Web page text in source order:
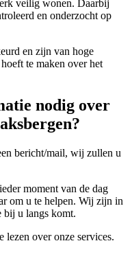
veilig wonen. Daarbij
en onderzocht op
en zijn van hoge
te maken over het
nodig over
bericht/mail, wij zullen u
moment van de dag
om u te helpen. Wij zijn in
bij u langs komt.
lezen over onze services.